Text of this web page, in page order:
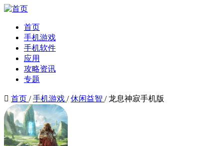
首页
手机游戏
手机软件
应用
攻略资讯
专题
 首页 / 手机游戏 / 休闲益智 / 龙息神寂手机版